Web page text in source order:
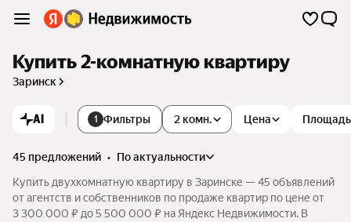
Купить 2-комнатную квартиру
Заринск
AI 1 Фильтры 2 комн. Цена Площадь
45 предложений •
по актуальности
Купить двухкомнатную квартиру в Заринске — 45 объявлений
от агентств и собственников по продаже квартир по цене от
3 300 000 ₽ до 5 500 000 ₽ на Яндекс Недвижимости. В